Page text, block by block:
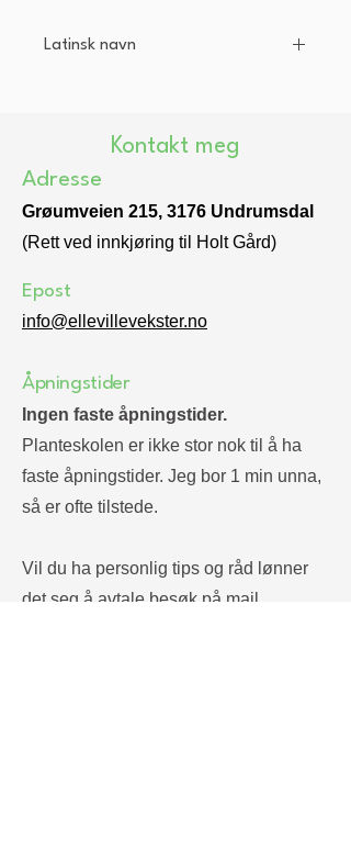
Latinsk navn
Kontakt meg
Adresse
Grøumveien 215, 3176 Undrumsdal
(Rett ved innkjøring til Holt Gård)
Epost
info@ellevillevekster.no
Åpningstider
Ingen faste åpningstider.
Planteskolen er ikke stor nok til å ha
faste åpningstider. Jeg bor 1 min unna,
så er ofte tilstede.
Vil du ha personlig tips og råd lønner
det seg å avtale besøk på mail.